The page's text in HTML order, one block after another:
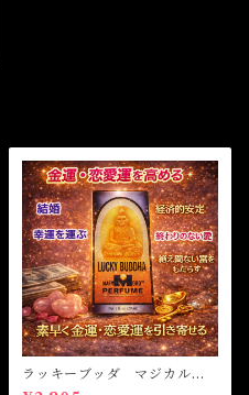
ラッキーブッダ マジカルオ
イル・魔女オイル LUCKY